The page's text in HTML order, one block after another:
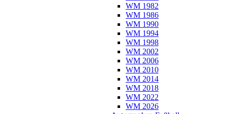
WM 1982
WM 1986
WM 1990
WM 1994
WM 1998
WM 2002
WM 2006
WM 2010
WM 2014
WM 2018
WM 2022
WM 2026